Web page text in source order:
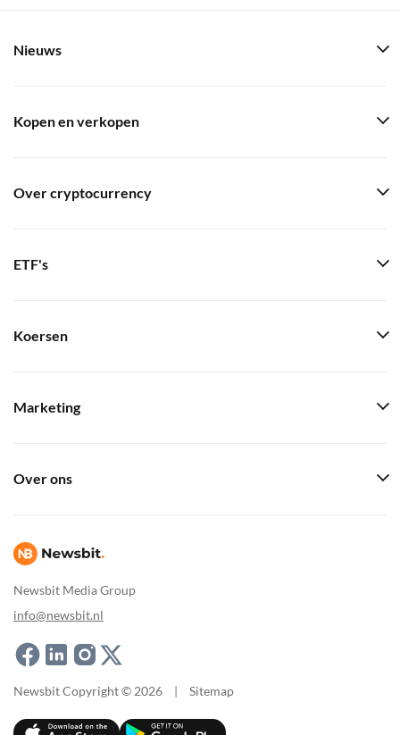
Newsbit Media Group
info@newsbit.nl
Nieuws
Kopen en verkopen
Over cryptocurrency
ETF's
Koersen
Marketing
Over ons
Newsbit Copyright © 2026 | Sitemap